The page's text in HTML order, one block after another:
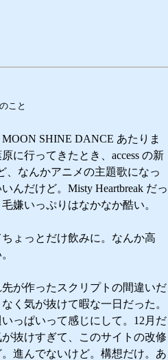
こと
MOON SHINE DANCE あたりま
に行ってきたとき、access の新
、なんかアニメの主題歌になっ
んだけど。Misty Heartbreak だっ
嫌いっぷりはなかなか酷い。
ょっとだけ飲みに。なんか高
が作ったスクリプトの間違いだ
く気が抜けて暇な一日だった。
っぱいって感じにして。12月だ
抜けすぎて、このサイトの改修
進んでないけど。構想だけ。あ